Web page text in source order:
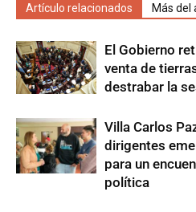
Artículo relacionados Más del
El Gobierno
venta de
destrabar la
Villa Carlos
dirigentes
para un
política